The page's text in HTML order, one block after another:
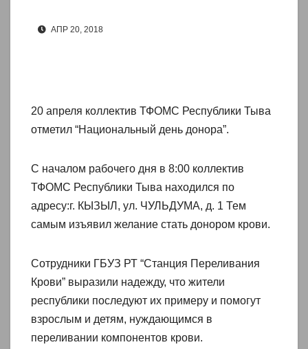
АПР 20, 2018
20 апреля коллектив ТФОМС Республики Тыва
отметил “Национальный день донора”.
С началом рабочего дня в 8:00 коллектив
ТФОМС Республики Тыва находился по
адресу:г. КЫЗЫЛ, ул. ЧУЛЬДУМА, д. 1 Тем
самым изъявил желание стать донором крови.
Сотрудники ГБУЗ РТ “Станция Переливания
Крови” выразили надежду, что жители
республики последуют их примеру и помогут
взрослым и детям, нуждающимся в
переливании компонентов крови.